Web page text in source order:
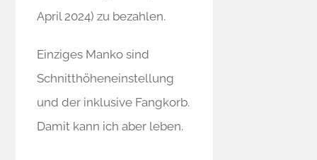
April 2024) zu bezahlen.
Einziges Manko sind
Schnitthöheneinstellung
und der inklusive Fangkorb.
Damit kann ich aber leben.